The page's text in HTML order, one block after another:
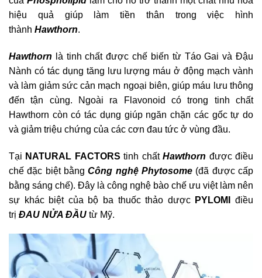
hiệu quả giúp làm tiền thân trong việc hình
thành Hawthorn.
Hawthorn là tinh chất được chế biến từ Táo Gai và Đậu
Nành có tác dụng tăng lưu lượng máu ở động mạch vành
và làm giảm sức cản mạch ngoại biên, giúp máu lưu thông
đến tận cùng. Ngoài ra Flavonoid có trong tinh chất
Hawthorn còn có tác dụng giúp ngăn chặn các gốc tự do
và giảm triệu chứng của các cơn đau tức ở vùng đầu.
Tại NATURAL FACTORS tinh chấtHawthorn được điều
chế đặc biệt bằngCông nghệ Phytosome (đã được cấp
bằng sáng chế). Đây là công nghệ bào chế ưu việt làm nên
sự khác biệt của bộ ba thuốc thảo dược PYLOMI
điều
trị ĐAU NỬA ĐẦU từ Mỹ.